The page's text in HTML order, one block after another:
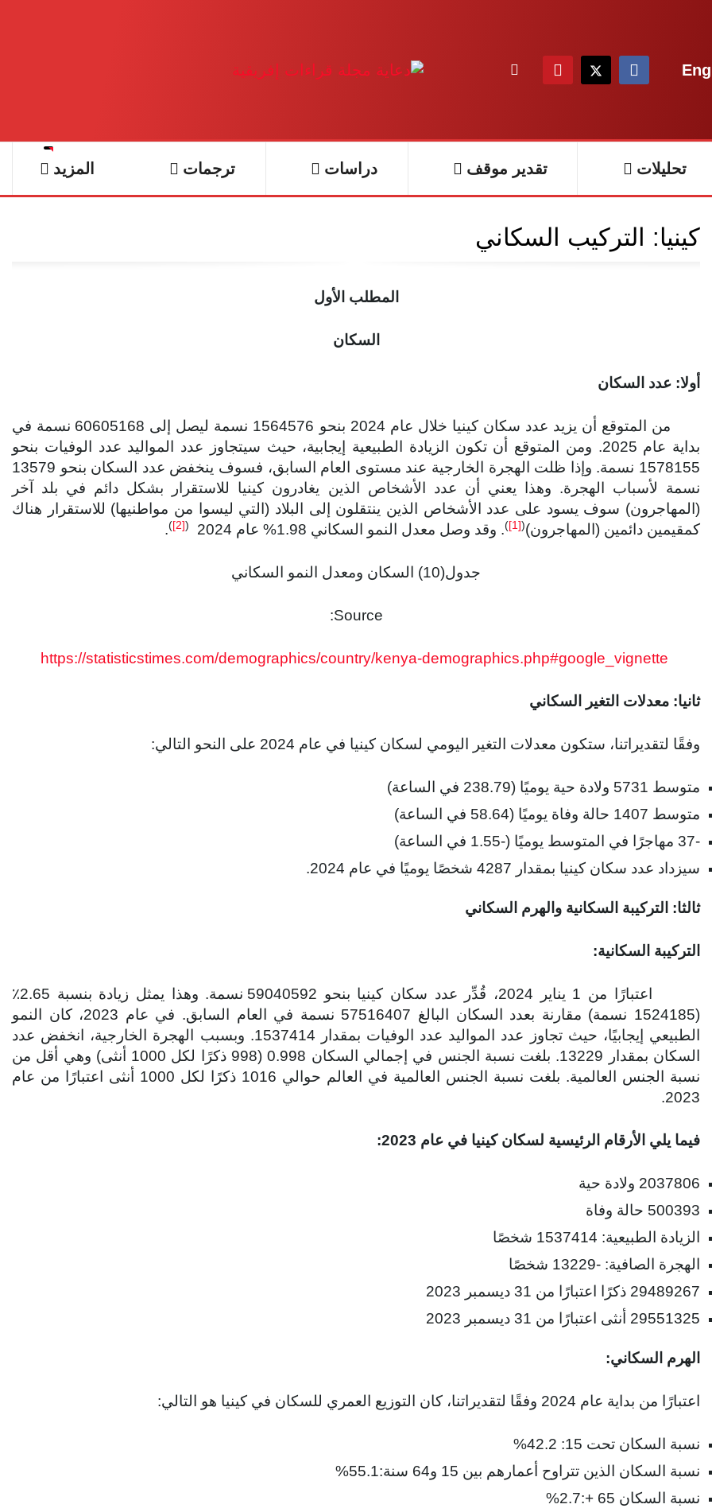
Eng
تحليلات تقدير موقف دراسات ترجمات المزيد
كينيا: التركيب السكاني
المطلب الأول
السكان
أولا: عدد السكان
من المتوقع أن يزيد عدد سكان كينيا خلال عام 2024 بنحو 1564576 نسمة ليصل إلى 60605168 نسمة في
بداية عام 2025. ومن المتوقع أن تكون الزيادة الطبيعية إيجابية، حيث سيتجاوز عدد المواليد عدد الوفيات بنحو
1578155 نسمة. وإذا ظلت الهجرة الخارجية عند مستوى العام السابق، فسوف ينخفض ​​عدد السكان بنحو 13579
نسمة لأسباب الهجرة. وهذا يعني أن عدد الأشخاص الذين يغادرون كينيا للاستقرار بشكل دائم في بلد آخر
(المهاجرون) سوف يسود على عدد الأشخاص الذين ينتقلون إلى البلاد (التي ليسوا من مواطنيها) للاستقرار هناك
كمقيمين دائمين (المهاجرون)(
[1]
). وقد وصل معدل النمو السكاني 1.98% عام 2024 (
[2]
)
.
جدول(10) السكان ومعدل النمو السكاني
Source:
https://statisticstimes.com/demographics/country/kenya-demographics.php#google_vignette
ثانيا: معدلات التغير السكاني
وفقًا لتقديراتنا، ستكون معدلات التغير اليومي لسكان كينيا في عام 2024 على النحو التالي:
متوسط ​​5731 ولادة حية يوميًا (238.79 في الساعة)
متوسط ​​1407 حالة وفاة يوميًا (58.64 في الساعة)
-37 مهاجرًا في المتوسط ​​يوميًا (-1.55 في الساعة)
سيزداد عدد سكان كينيا بمقدار 4287 شخصًا يوميًا في عام 2024.
ثالثا: التركيبة السكانية والهرم السكاني
التركيبة السكانية:
اعتبارًا من 1 يناير 2024، قُدِّر عدد سكان كينيا بنحو 59040592 نسمة. وهذا يمثل زيادة بنسبة 2.65٪
(1524185 نسمة) مقارنة بعدد السكان البالغ 57516407 نسمة في العام السابق. في عام 2023، كان النمو
الطبيعي إيجابيًا، حيث تجاوز عدد المواليد عدد الوفيات بمقدار 1537414. وبسبب الهجرة الخارجية، انخفض عدد
السكان بمقدار 13229. بلغت نسبة الجنس في إجمالي السكان 0.998 (998 ذكرًا لكل 1000 أنثى) وهي أقل من
نسبة الجنس العالمية. بلغت نسبة الجنس العالمية في العالم حوالي 1016 ذكرًا لكل 1000 أنثى اعتبارًا من عام
2023.
فيما يلي الأرقام الرئيسية لسكان كينيا في عام 2023:
2037806 ولادة حية
500393 حالة وفاة
الزيادة الطبيعية: 1537414 شخصًا
الهجرة الصافية: -13229 شخصًا
29489267 ذكرًا اعتبارًا من 31 ديسمبر 2023
29551325 أنثى اعتبارًا من 31 ديسمبر 2023
الهرم السكاني:
اعتبارًا من بداية عام 2024 وفقًا لتقديراتنا، كان التوزيع العمري للسكان في كينيا هو التالي:
نسبة السكان تحت 15: 42.2%
نسبة السكان الذين تتراوح أعمارهم بين 15 و64 سنة:55.1%
نسبة السكان 65 +:2.7%